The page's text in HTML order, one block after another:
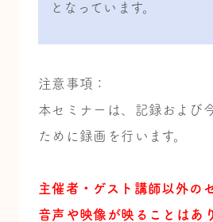
となっています。
注意事項：
本セミナーは、記録および
ために録画を行います。
主催者・ゲスト講師以外の
音声や映像が映ることはあ